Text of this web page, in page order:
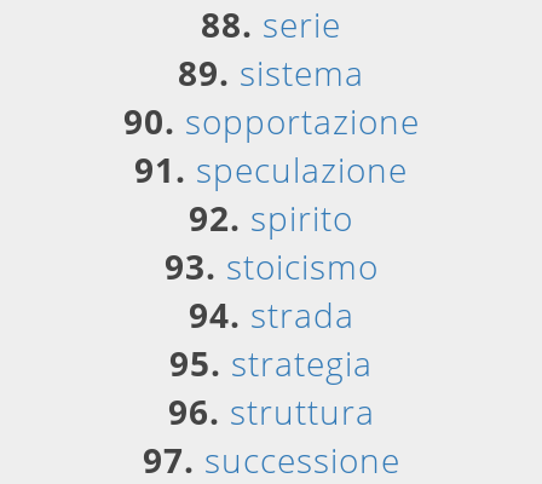
88. serie
89. sistema
90. sopportazione
91. speculazione
92. spirito
93. stoicismo
94. strada
95. strategia
96. struttura
97. successione